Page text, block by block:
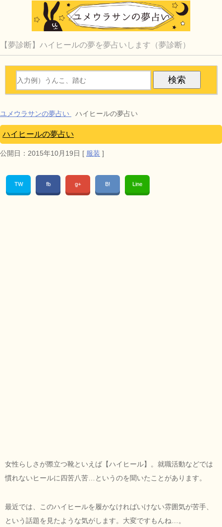
【夢診断】ハイヒールの夢を夢占いします（夢診断）
ユメウラサンの夢占い ハイヒールの夢占い
ハイヒールの夢占い
公開日： 2015年10月19日 [ 服装 ]
TW fb g+ B! Line
女性らしさが際立つ靴といえば【ハイヒール】。就職活動などでは
慣れないヒールに四苦八苦…というのを聞いたことがあります。
最近では、このハイヒールを履かなければいけない雰囲気が苦手、
という話題を見たような気がします。大変ですもんね…。